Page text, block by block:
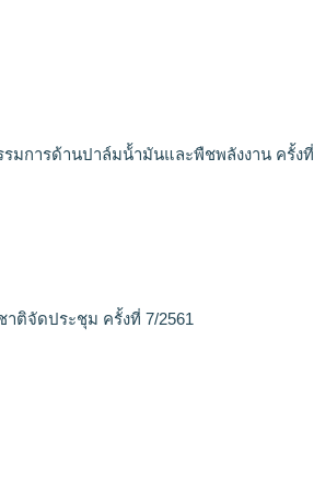
มการด้านปาล์มน้้ามันและพืชพลังงาน ครั้งที่
าติจัดประชุม ครั้งที่ 7/2561